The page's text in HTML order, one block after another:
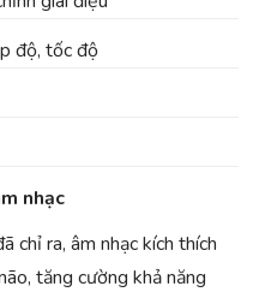
độ, tốc độ
nhạc
chỉ ra, âm nhạc kích thích
tăng cường khả năng